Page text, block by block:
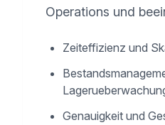
Operations und
Zeiteffizienz und
Genauigkeit und